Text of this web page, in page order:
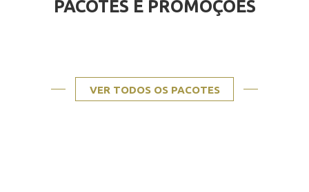
PACOTES E PROMOÇÕES
VER TODOS OS PACOTES